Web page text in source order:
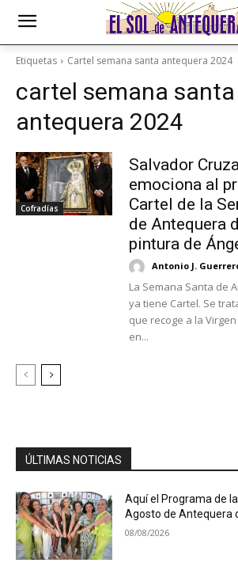
Etiquetas Cartel semana santa antequera 2024
cartel semana santa
antequera 2024
Cofradías
Salvador
emociona al
Cartel de la
de Antequera
pintura de
Antonio J.
La Semana Santa de
ya tiene Cartel. Se
que recoge a la
en...
ÚLTIMAS NOTICIAS
Aquí el Programa de
Agosto de Antequera
08/08/2026